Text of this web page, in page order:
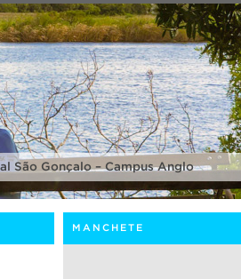
São Gonçalo – Campus Anglo
MANCHETE